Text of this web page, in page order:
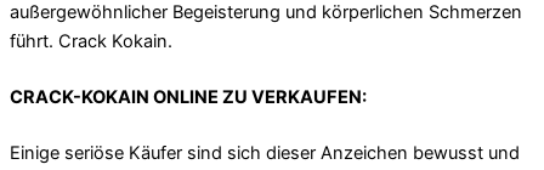
außergewöhnlicher Begeisterung und körperlichen Schmerzen
führt. Crack Kokain.
CRACK-KOKAIN ONLINE ZU VERKAUFEN:
Einige seriöse Käufer sind sich dieser Anzeichen bewusst und